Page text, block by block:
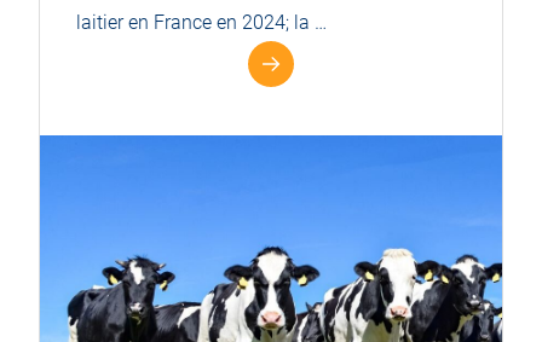
laitier en France en 2024; la …